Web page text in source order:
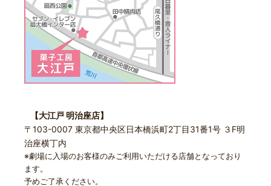
【大江戸 明治座店】
〒103-0007 東京都中央区日本橋浜町2丁目31番1号 ３F明
治座横丁内
※劇場に入場のお客様のみご利用いただける店舗となっており
ます。
予めご了承ください。